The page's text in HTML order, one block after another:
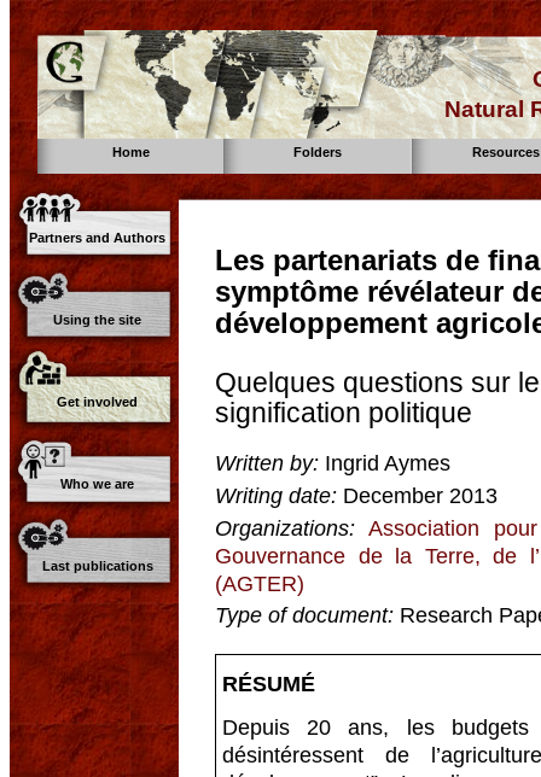
Natural
Home Folders Resources
Partners and Authors
Using the site
Get involved
Who we are
Last publications
Les partenariats de
symptôme révélateur
développement
Quelques questions sur
signification politique
Written by: Ingrid Aymes
Writing date: December 2013
Organizations: Association
Gouvernance de la Terre, de
(AGTER)
Type of document: Research
RÉSUMÉ
Depuis 20 ans, les
désintéressent de